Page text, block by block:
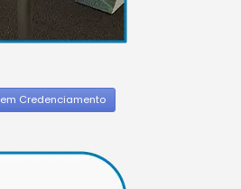
Credenciamento